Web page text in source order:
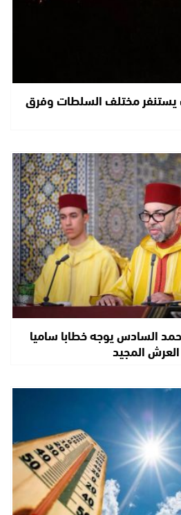
يستنفر مختلف السلطات وفرق
السادس يوجه خطابا ساميا
المجيد